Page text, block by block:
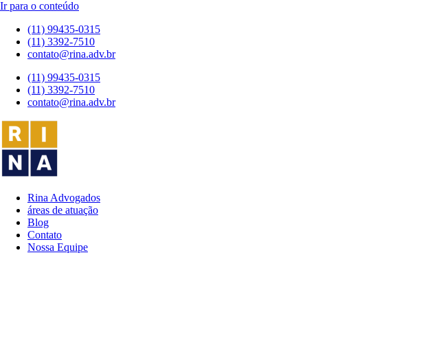
Ir para o conteúdo
(11) 99435-0315
(11) 3392-7510
contato@rina.adv.br
(11) 99435-0315
(11) 3392-7510
contato@rina.adv.br
Rina Advogados
áreas de atuação
Blog
Contato
Nossa Equipe